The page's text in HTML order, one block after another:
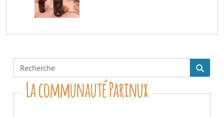
La communauté Parinux